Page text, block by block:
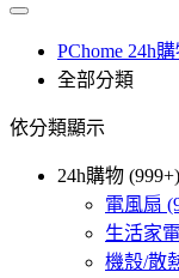
PChome 24h
全部分類
依分類顯示
24h購物 (999+)
電風扇
生活家
機殼/散